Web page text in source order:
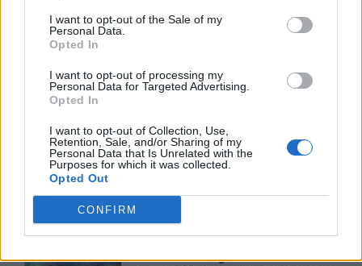
I want to opt-out of the Sale of my
Personal Data.
Opted In
I want to opt-out of processing my
Personal Data for Targeted Advertising.
Opted In
I want to opt-out of Collection, Use,
Retention, Sale, and/or Sharing of my
Personal Data that Is Unrelated with the
Purposes for which it was collected.
Opted Out
CONFIRM
funziona il controllo
dell'età
NEWS LIFESTYLE
sei a rischio: l'allarme
Iss su gaming, azzardo
e social nella
Bad Bunny, concerto